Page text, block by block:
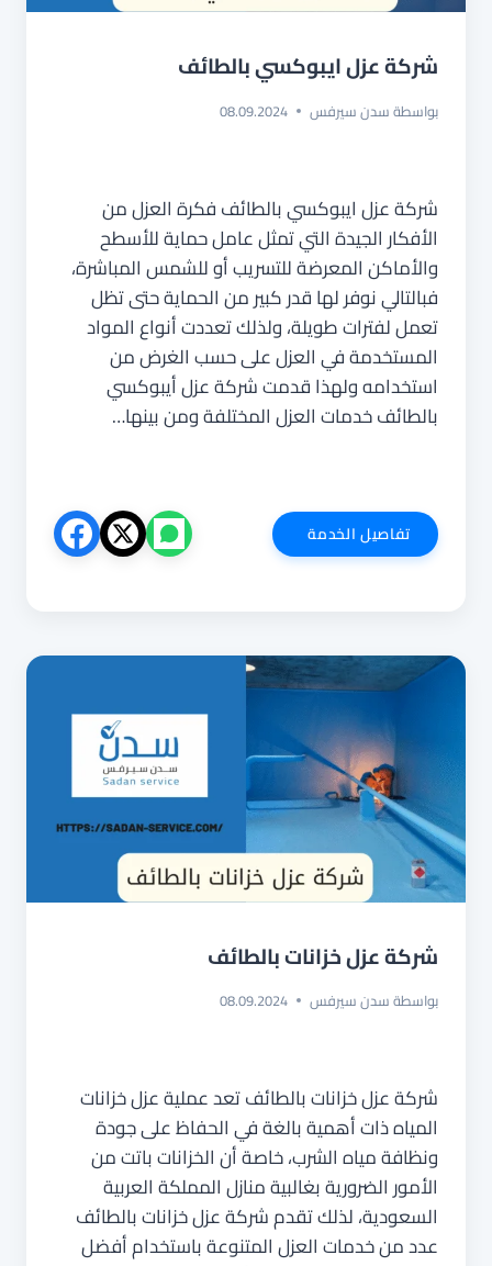
شركة عزل ايبوكسي بالطائف
بواسطةسدن سيرفس 08.09.2024
شركة عزل ايبوكسي بالطائف فكرة العزل من
الأفكار الجيدة التي تمثل عامل حماية للأسطح
والأماكن المعرضة للتسريب أو للشمس المباشرة،
فبالتالي نوفر لها قدر كبير من الحماية حتى تظل
تعمل لفترات طويلة، ولذلك تعددت أنواع المواد
المستخدمة في العزل على حسب الغرض من
استخدامه ولهذا قدمت شركة عزل أيبوكسي
بالطائف خدمات العزل المختلفة ومن بينها…
تفاصيل الخدمةشركة
عزل
شركة عزل خزانات بالطائف
بواسطةسدن سيرفس 08.09.2024
شركة عزل خزانات بالطائف تعد عملية عزل خزانات
المياه ذات أهمية بالغة في الحفاظ على جودة
ونظافة مياه الشرب، خاصة أن الخزانات باتت من
الأمور الضرورية بغالبية منازل المملكة العربية
السعودية، لذلك تقدم شركة عزل خزانات بالطائف
عدد من خدمات العزل المتنوعة باستخدام أفضل